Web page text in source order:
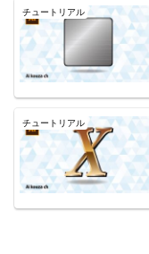
チュートリアル
チュートリアル